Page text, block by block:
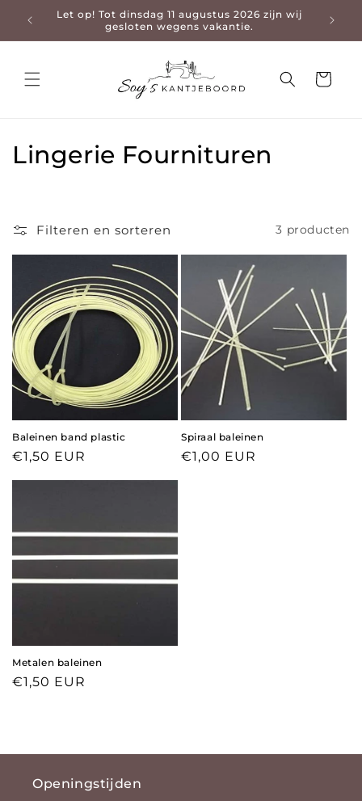
naar de content
Let op! Tot dinsdag 11 augustus 2026 zijn wij
gesloten wegens vakantie.
3-4
Collectie:
Lingerie Fournituren
Filteren en sorteren 3 producten
Baleinen band plastic
Normale prijs
€1,50 EUR
Spiraal baleinen
Normale prijs
€1,00 EUR
Metalen baleinen
Normale prijs
€1,50 EUR
Openingstijden